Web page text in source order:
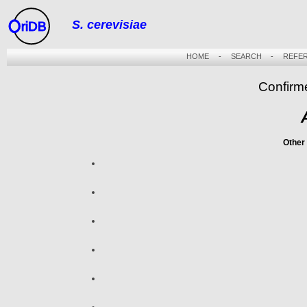
riDB S. cerevisiae
HOME- SEARCH -
Other